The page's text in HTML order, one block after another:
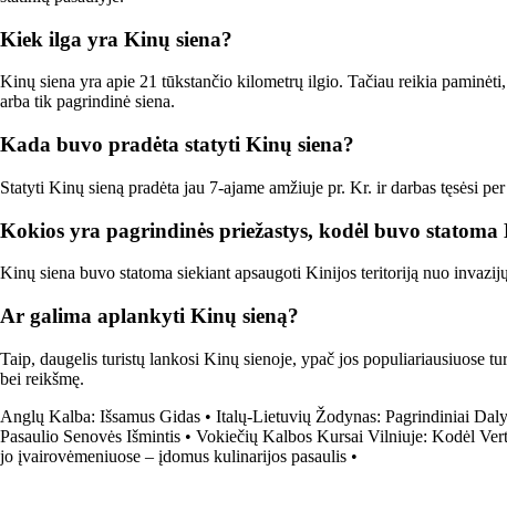
Kiek ilga yra Kinų siena?
Kinų siena yra apie 21 tūkstančio kilometrų ilgio. Tačiau reikia
arba tik pagrindinė siena.
Kada buvo pradėta statyti Kinų siena?
Statyti Kinų sieną pradėta jau 7-ajame amžiuje pr. Kr. ir darbas tęsėsi
Kokios yra pagrindinės priežastys, kodėl buvo statoma
Kinų siena buvo statoma siekiant apsaugoti Kinijos teritoriją nuo
Ar galima aplankyti Kinų sieną?
Taip, daugelis turistų lankosi Kinų sienoje, ypač jos populiariausiuose
bei reikšmę.
Anglų Kalba: Išsamus Gidas • Italų-Lietuvių Žodynas: Pagrindiniai
Pasaulio Senovės Išmintis • Vokiečių Kalbos Kursai Vilniuje: Kodėl
jo įvairovėmeniuose – įdomus kulinarijos pasaulis •